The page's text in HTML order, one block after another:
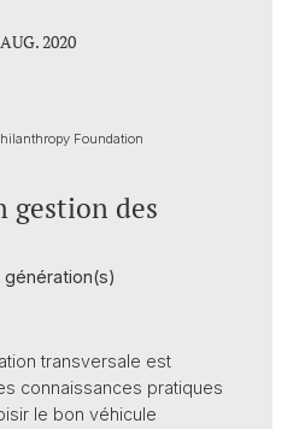
AUG. 2020
Foundation
gestion des
génération(s)
transversale est
connaissances pratiques
le bon véhicule